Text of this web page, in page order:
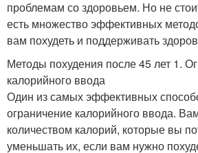
проблемам со здоровьем. Но не
есть множество эффективных
вам похудеть и поддерживать
Методы похудения после 45 лет 1.
калорийного ввода
Один из самых эффективных
ограничение калорийного ввода.
количеством калорий, которые вы
уменьшать их, если вам нужно